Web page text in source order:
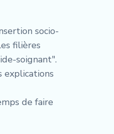
socio-
filières
soignant".
explications
de faire